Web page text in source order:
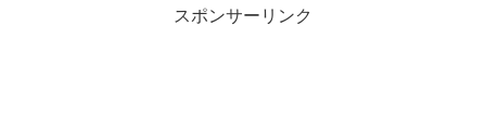
スポンサーリンク